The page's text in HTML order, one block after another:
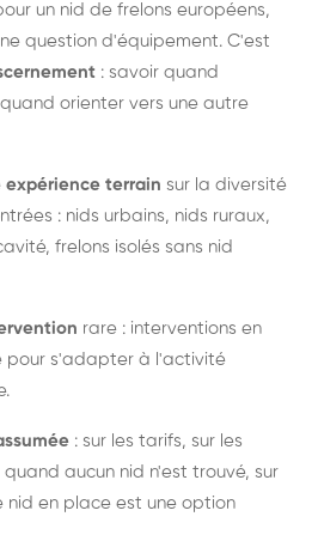
un nid de frelons européens,
question d'équipement. C'est
: savoir quand
orienter vers une autre
expérience terrain sur la diversité
: nids urbains, nids ruraux,
frelons isolés sans nid
rare : interventions en
pour s'adapter à l'activité
: sur les tarifs, sur les
aucun nid n'est trouvé, sur
nid en place est une option